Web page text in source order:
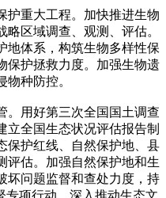
重大工程。加快推进生物
区域调查、观测、评估。
地体系，构筑生物多样性保
保护拯救力度。加强生物遗
种防控。
用好第三次全国国土调查
立全国生态状况评估报告制
保护红线、自然保护地、县
评估。加强自然保护地和生
坏问题监督和查处力度，持
专项行动。深入推动生态文